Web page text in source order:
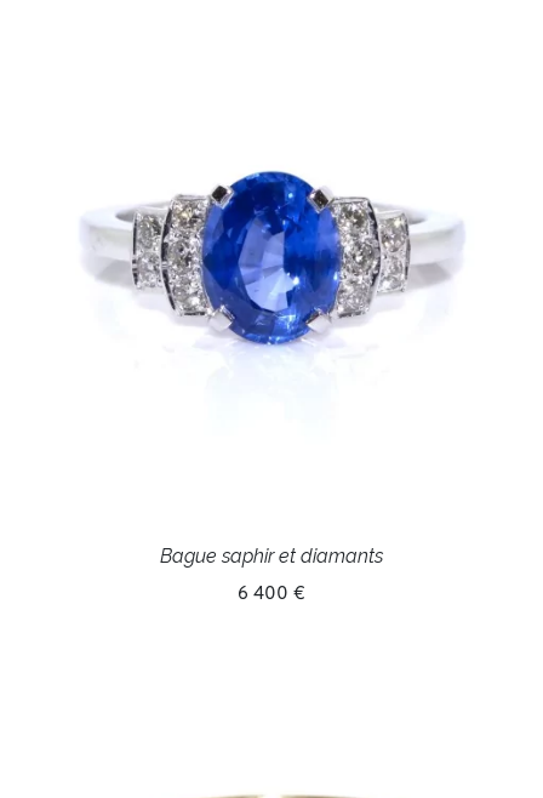
Bague saphir et diamants
6 400 €